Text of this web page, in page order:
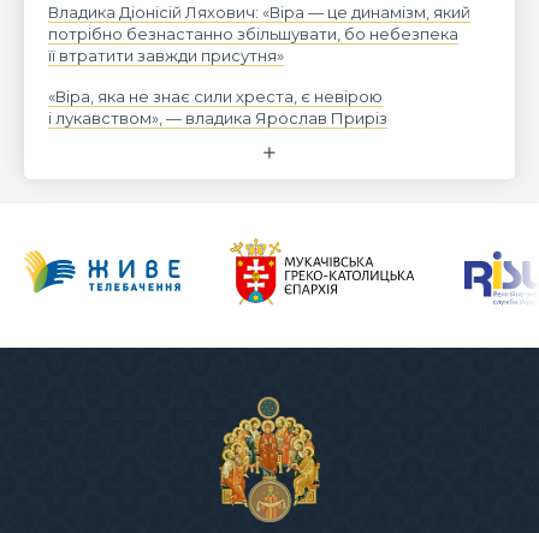
Владика Діонісій Ляхович: «Віра — це динамізм, який
потрібно безнастанно збільшувати, бо небезпека
її втратити завжди присутня»
«Віра, яка не знає сили хреста, є невірою
і лукавством», — владика Ярослав Приріз